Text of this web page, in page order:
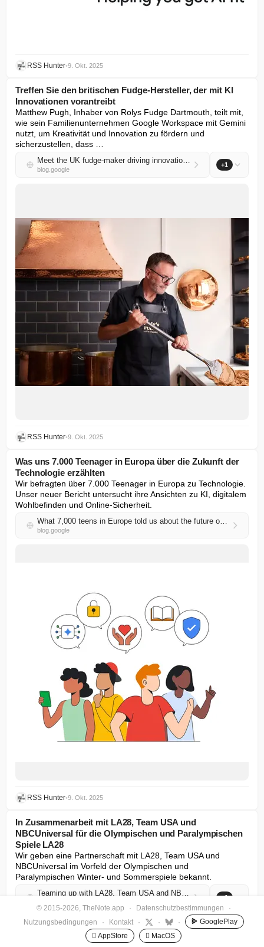
RSS Hunter•9. Okt. 2025
Treffen Sie den britischen Fudge-Hersteller, der mit KI
Innovationen vorantreibt
Matthew Pugh, Inhaber von Rolys Fudge Dartmouth, teilt mit,
wie sein Familienunternehmen Google Workspace mit Gemini
nutzt, um Kreativität und Innovation zu fördern und
sicherzustellen, dass …
Meet the UK fudge-maker driving innovation with AI
blog.google
+1
RSS Hunter•9. Okt. 2025
Was uns 7.000 Teenager in Europa über die Zukunft der
Technologie erzählten
Wir befragten über 7.000 Teenager in Europa zu Technologie.
Unser neuer Bericht untersucht ihre Ansichten zu KI, digitalem
Wohlbefinden und Online-Sicherheit.
What 7,000 teens in Europe told us about the future of technology
blog.google
RSS Hunter•9. Okt. 2025
In Zusammenarbeit mit LA28, Team USA und
NBCUniversal für die Olympischen und Paralympischen
Spiele LA28
Wir geben eine Partnerschaft mit LA28, Team USA und
NBCUniversal im Vorfeld der Olympischen und
Paralympischen Winter- und Sommerspiele bekannt.
Teaming up with LA28, Team USA and NBCUniversal for the LA28 Olympic and Paralympic Games +1
8. Okt. 2025
© 2015-2026, TheNote.app · Datenschutzbestimmungen
·
Nutzungsbedingungen
· Kontakt · · ·
GooglePlay
 AppStore
 MacOS